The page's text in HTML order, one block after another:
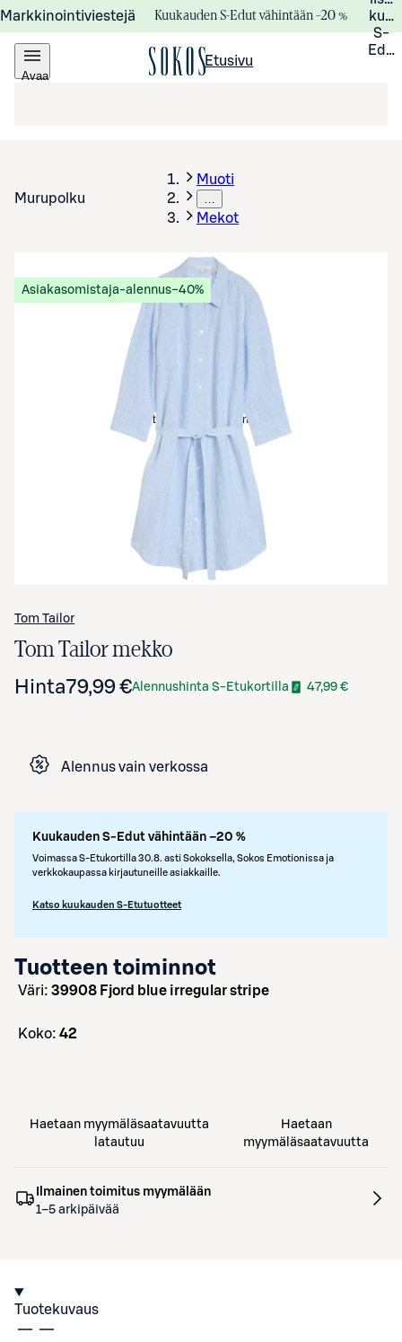
Markkinointiviestejä Kuukauden S-Edut vähintään –20 %
S-
Avaa
Etusivu
Murupolku
Muoti
…
Mekot
Avaa tuotekuva suurennettuna
Asiakasomistaja-alennus−40%
Tom Tailor
Tom Tailor mekko
Hinta79,99 €Alennushinta S-Etukortilla 47,99 €
Alennus vain verkossa
Kuukauden S-Edut vähintään –20 %
Voimassa S-Etukortilla 30.8. asti Sokoksella, Sokos Emotionissa ja
verkkokaupassa kirjautuneille asiakkaille.
Katso kuukauden S-Etutuotteet
Tuotteen toiminnot
väri: 39908 Fjord blue irregular stripe
koko: 42
Haetaan myymäläsaatavuutta
latautuu
Haetaan
myymäläsaatavuutta
Ilmainen toimitus myymälään
1–5 arkipäivää
Tuotekuvaus